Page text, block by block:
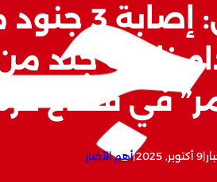
#عاجل| اعلام
ناقلة جند
في قطاع
|9 أكتوبر, 2025 |أهم الأخبار